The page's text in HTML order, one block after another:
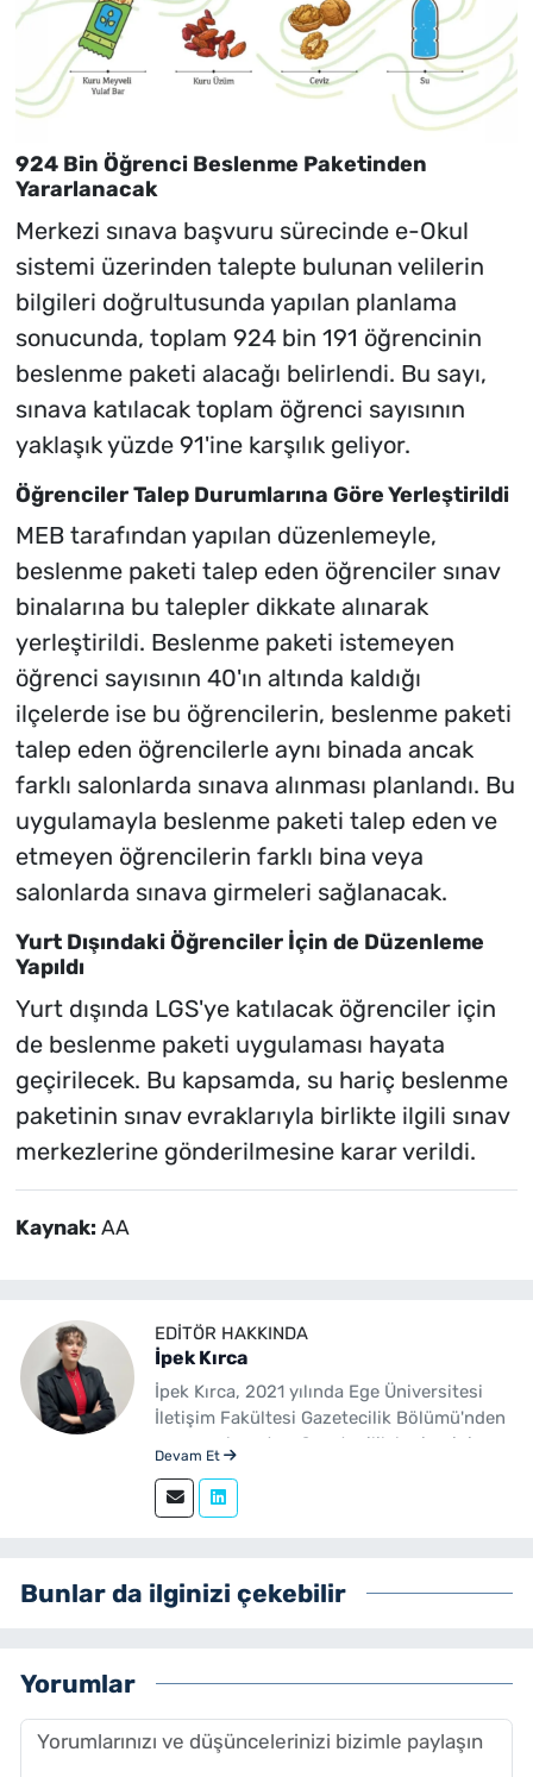
924 Bin Öğrenci Beslenme Paketinden
Yararlanacak
Merkezi sınava başvuru sürecinde e-Okul
sistemi üzerinden talepte bulunan velilerin
bilgileri doğrultusunda yapılan planlama
sonucunda, toplam 924 bin 191 öğrencinin
beslenme paketi alacağı belirlendi. Bu sayı,
sınava katılacak toplam öğrenci sayısının
yaklaşık yüzde 91'ine karşılık geliyor.
Öğrenciler Talep Durumlarına Göre Yerleştirildi
MEB tarafından yapılan düzenlemeyle,
beslenme paketi talep eden öğrenciler sınav
binalarına bu talepler dikkate alınarak
yerleştirildi. Beslenme paketi istemeyen
öğrenci sayısının 40'ın altında kaldığı
ilçelerde ise bu öğrencilerin, beslenme paketi
talep eden öğrencilerle aynı binada ancak
farklı salonlarda sınava alınması planlandı. Bu
uygulamayla beslenme paketi talep eden ve
etmeyen öğrencilerin farklı bina veya
salonlarda sınava girmeleri sağlanacak.
Yurt Dışındaki Öğrenciler İçin de Düzenleme
Yapıldı
Yurt dışında LGS'ye katılacak öğrenciler için
de beslenme paketi uygulaması hayata
geçirilecek. Bu kapsamda, su hariç beslenme
paketinin sınav evraklarıyla birlikte ilgili sınav
merkezlerine gönderilmesine karar verildi.
Kaynak: AA
EDITÖR HAKKINDA
İpek Kırca
İpek Kırca, 2021 yılında Ege Üniversitesi
İletişim Fakültesi Gazetecilik Bölümü'nden
mezun olmuştur. Gazetecilik kariyerini
yenibakishaber.com bünyesinde muhabir
ve editör olarak görev yapmaktadır.
Devam Et
Bunlar da ilginizi çekebilir
Yorumlar